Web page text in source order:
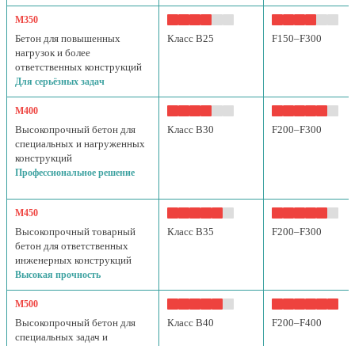
М350
Бетон для повышенных
нагрузок и более
ответственных конструкций
Для серьёзных задач
Класс B25 F150–F300
М400
Высокопрочный бетон для
специальных и нагруженных
конструкций
Профессиональное решение
Класс B30 F200–F300
М450
Высокопрочный товарный
бетон для ответственных
инженерных конструкций
Высокая прочность
Класс B35 F200–F300
М500
Высокопрочный бетон для
специальных задач и
Класс B40 F200–F400